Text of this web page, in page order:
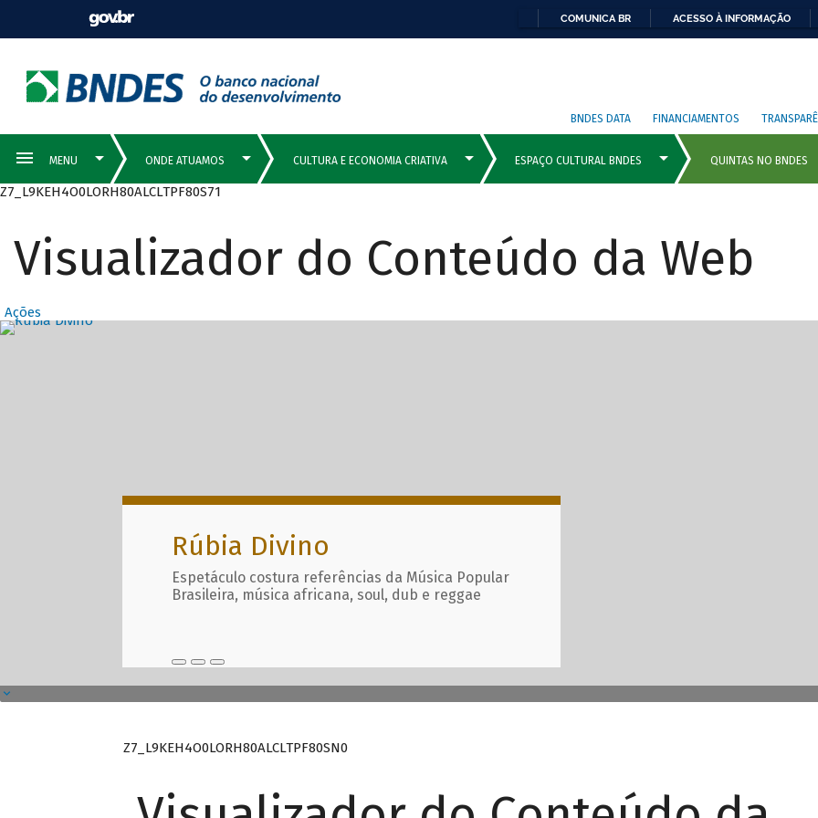
COMUNICA BR ACESSO À INFORMAÇÃO
BNDES DATA FINANCIAMENTOS
Z7_L9KEH4O0LORH80ALCLTPF80S71
Visualizador do Conteúdo da Web
Ações
Destaques Principais com
Rúbia Divino
Espetáculo costura referências da Música Popular
Brasileira, música africana, soul, dub e reggae
Z7_L9KEH4O0LORH80ALCLTPF80SN0